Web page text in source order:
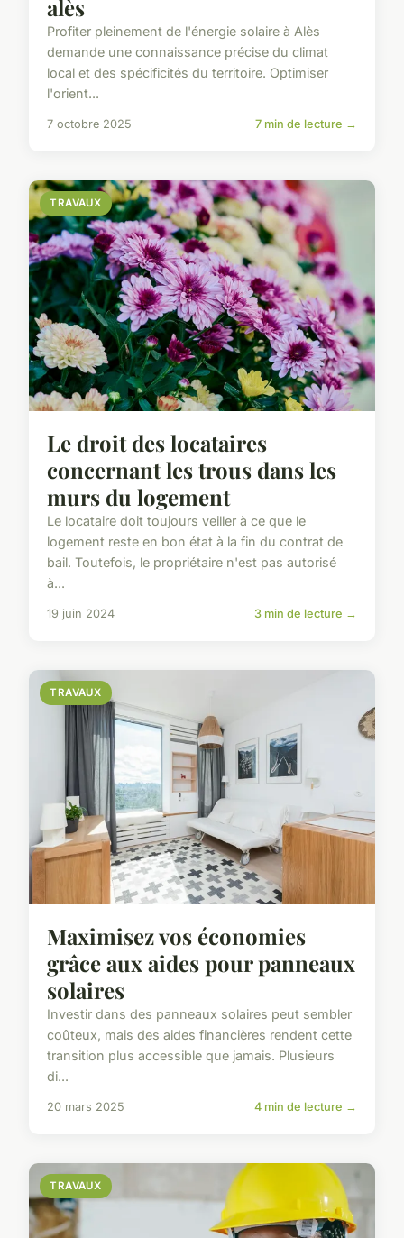
alès
Profiter pleinement de l'énergie solaire à Alès
demande une connaissance précise du climat
local et des spécificités du territoire. Optimiser
l'orient...
7 octobre 2025 7 min de lecture →
TRAVAUX
Le droit des locataires
concernant les trous dans les
murs du logement
Le locataire doit toujours veiller à ce que le
logement reste en bon état à la fin du contrat de
bail. Toutefois, le propriétaire n'est pas autorisé
à...
19 juin 2024 3 min de lecture →
TRAVAUX
Maximisez vos économies
grâce aux aides pour panneaux
solaires
Investir dans des panneaux solaires peut sembler
coûteux, mais des aides financières rendent cette
transition plus accessible que jamais. Plusieurs
di...
20 mars 2025 4 min de lecture →
TRAVAUX